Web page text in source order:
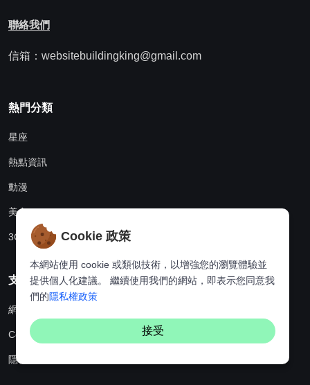
聯絡我們
信箱：websitebuildingking@gmail.com
熱門分類
星座
熱點資訊
動漫
美食
3C科技
支援中心
網站地圖
Cookie政策
隱私權政策
Cookie 政策
本網站使用 cookie 或類似技術，以增強您的瀏覽體驗並
提供個人化建議。 繼續使用我們的網站，即表示您同意我
們的隱私權政策
接受